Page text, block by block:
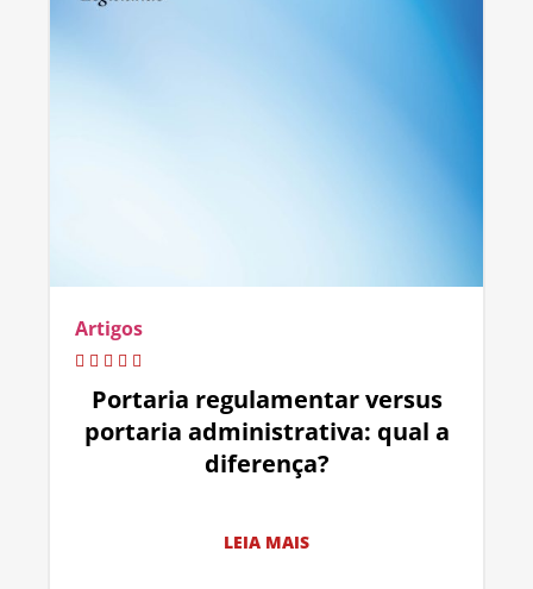
Artigos
Portaria regulamentar versus
portaria administrativa: qual a
diferença?
LEIA MAIS